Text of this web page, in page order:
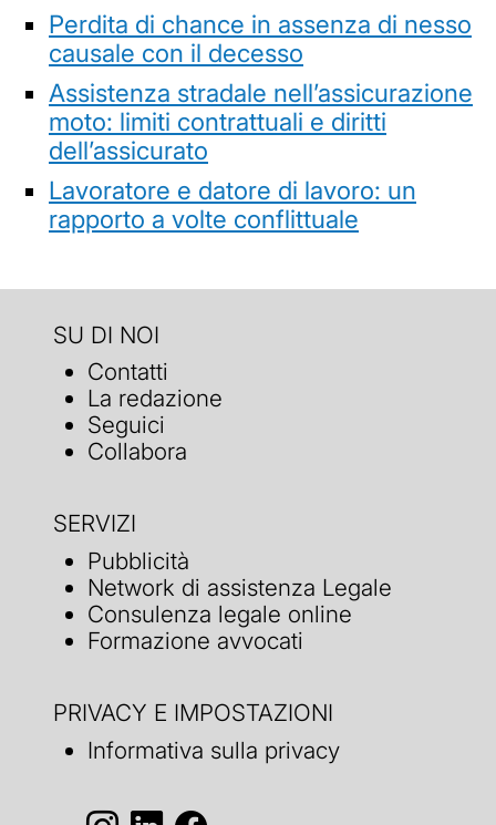
Perdita di chance in assenza di nesso
causale con il decesso
Assistenza stradale nell’assicurazione
moto: limiti contrattuali e diritti
dell’assicurato
Lavoratore e datore di lavoro: un
rapporto a volte conflittuale
SU DI NOI
Contatti
La redazione
Seguici
Collabora
SERVIZI
Pubblicità
Network di assistenza Legale
Consulenza legale online
Formazione avvocati
PRIVACY E IMPOSTAZIONI
Informativa sulla privacy